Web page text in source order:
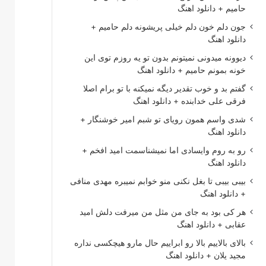
حامیم + دانلود اهنگ
جون دلم خون دلم خیلی پریشونه دلم حامیم +
دانلود اهنگ
دیوونه میدونی نمیتونم بدون تو یه روزم توی این
خونه بمونم حامیم + دانلود اهنگ
گفتم بد و خوب تقدیر دیگه نمیکنه با تو برام اصلا
فرقی علی خدابنده + دانلود اهنگ
شدی واسم همون رویای تو شبم امیر خوشنگار +
دانلود اهنگ
رو به روم وایسادی اما نمیشناسمت امید افخم +
دانلود اهنگ
بیبی بیبی تا بغل نکنی منو خوابم نمیبره مهدی منافی
+ دانلود اهنگ
هر کی بود به جای من مثل من میرفت دلش امید
عقابی + دانلود اهنگ
بالای بالاییم بالا رو ابراییم حال مارو هیچکسی نداره
مجید یلان + دانلود اهنگ